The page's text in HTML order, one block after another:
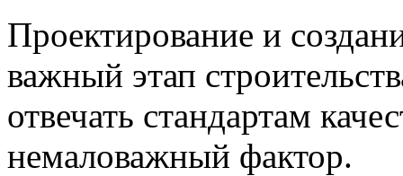
Проектирование и
важный этап
отвечать стандартам
немаловажный фактор.